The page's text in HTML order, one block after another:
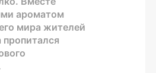
ароматом
мира жителей
пропитался